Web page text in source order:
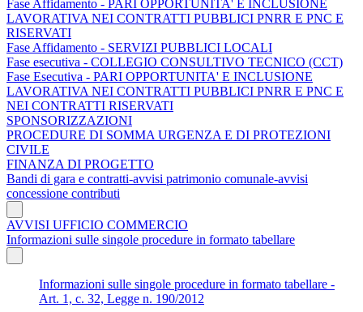
Fase Affidamento - PARI OPPORTUNITA' E INCLUSIONE
LAVORATIVA NEI CONTRATTI PUBBLICI PNRR E PNC E
RISERVATI
Fase Affidamento - SERVIZI PUBBLICI LOCALI
Fase esecutiva - COLLEGIO CONSULTIVO TECNICO (CCT)
Fase Esecutiva - PARI OPPORTUNITA' E INCLUSIONE
LAVORATIVA NEI CONTRATTI PUBBLICI PNRR E PNC E
NEI CONTRATTI RISERVATI
SPONSORIZZAZIONI
PROCEDURE DI SOMMA URGENZA E DI PROTEZIONI
CIVILE
FINANZA DI PROGETTO
Bandi di gara e contratti-avvisi patrimonio comunale-avvisi
concessione contributi
AVVISI UFFICIO COMMERCIO
Informazioni sulle singole procedure in formato tabellare
Informazioni sulle singole procedure in formato tabellare -
Art. 1, c. 32, Legge n. 190/2012